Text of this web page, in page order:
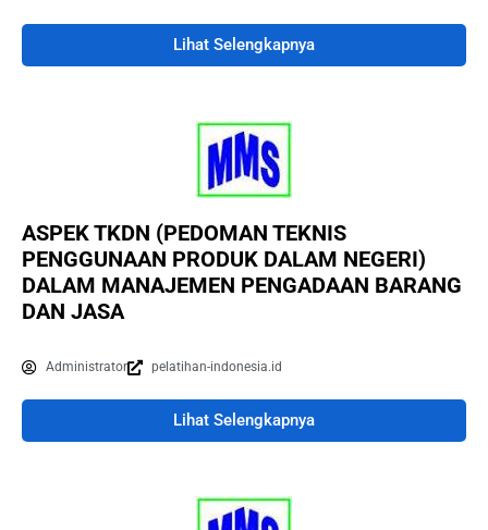
Lihat Selengkapnya
ASPEK TKDN (PEDOMAN TEKNIS
PENGGUNAAN PRODUK DALAM NEGERI)
DALAM MANAJEMEN PENGADAAN BARANG
DAN JASA
Administrator pelatihan-indonesia.id
Lihat Selengkapnya